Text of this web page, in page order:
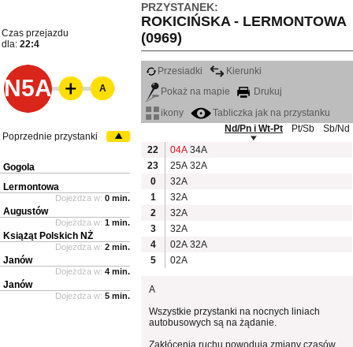
PRZYSTANEK:
ROKICIŃSKA - LERMONTOWA
(0969)
Czas przejazdu
dla: 22:4
N5A
Przesiadki
Kierunki
Pokaż na mapie
Drukuj
ikony
Tabliczka jak na przystanku
Nd/Pn i Wt-Pt
Pt/Sb
Sb/Nd
22
04A 34A
23
25A 32A
0
32A
1
32A
2
32A
3
32A
4
02A 32A
5
02A
A
Wszystkie przystanki na nocnych liniach
autobusowych są na żądanie.
Zakłócenia ruchu powodują zmiany czasów
A
Poprzednie przystanki
Gogola
Lermontowa
Dojeżdża w: 0 min.
Augustów
Dojeżdża w: 1 min.
Książąt Polskich NŻ
Dojeżdża w: 2 min.
Janów
Dojeżdża w: 4 min.
Janów
Dojeżdża w: 5 min.